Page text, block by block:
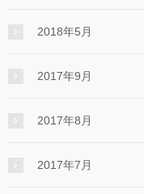
2018年5月
2017年9月
2017年8月
2017年7月